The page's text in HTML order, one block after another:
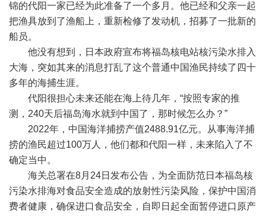
锦的代阳一家已经为此准备了一个多月。他已经和父亲一起
把渔具放到了渔船上，重新检修了发动机，招募了一批新的
船员。
他没有想到，日本政府宣布将福岛核电站核污染水排入
大海，突如其来的消息打乱了这个普通中国渔民持续了四十
多年的海捕生涯。
代阳很担心未来还能在海上待几年，“按照专家的推
测，240天后福岛海水就到中国了，那时候怎么办？”
2022年，中国海洋捕捞产值2488.91亿元。从事海洋捕
捞的渔民超过100万人，他们都和代阳一样，未来陷入了不
确定当中。
海关总署在8月24日发布公告，为全面防范日本福岛核
污染水排海对食品安全造成的放射性污染风险，保护中国消
费者健康，确保进口食品安全，自即日起全面暂停进口原产